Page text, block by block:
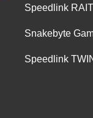
Speedlink
Snakebyte
Speedlink